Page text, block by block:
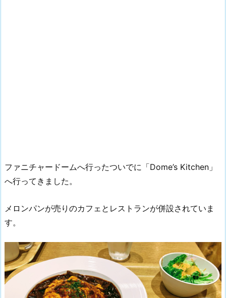
ファニチャードームへ行ったついでに「Dome’s Kitchen」
へ行ってきました。
メロンパンが売りのカフェとレストランが併設されていま
す。